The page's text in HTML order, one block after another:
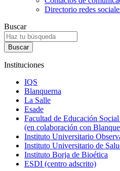
Directorio redes
Buscar
Instituciones
IQS
Blanquerna
La Salle
Esade
Facultad de Educación
(en colaboración con
Instituto Universitario
Instituto Universitario de
Instituto Borja de Bioética
ESDI (centro adscrito)